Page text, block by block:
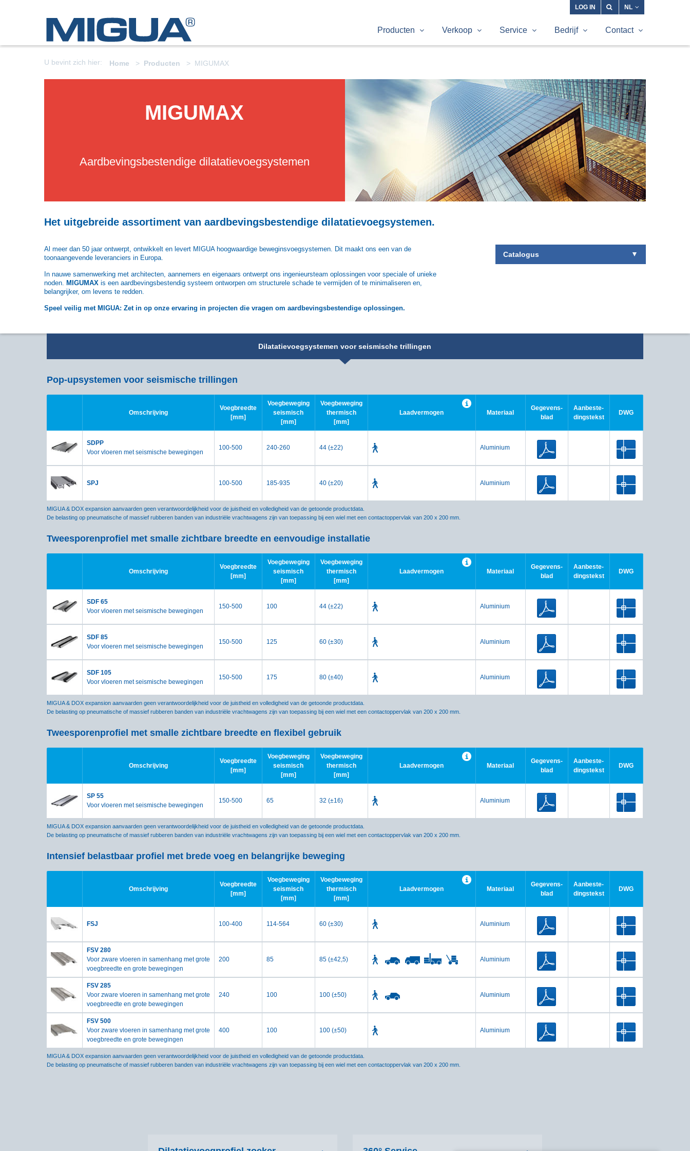
LOG IN NL
Producten Verkoop Service Bedrijf Contact
U bevint zich hier: Home Producten MIGUMAX
MIGUMAX
Aardbevingsbestendige dilatatievoegsystemen
Het uitgebreide assortiment van aardbevingsbestendige dilatatievoegsystemen.
Al meer dan 50 jaar ontwerpt, ontwikkelt en levert MIGUA hoogwaardige beweginsvoegsystemen. Dit maakt ons een van de
toonaangevende leveranciers in Europa.
In nauwe samenwerking met architecten, aannemers en eigenaars ontwerpt ons ingenieursteam oplossingen voor speciale of unieke
noden. MIGUMAXis een aardbevingsbestendig systeem ontworpen om structurele schade te vermijden of te minimaliseren en,
belangrijker, om levens te redden.
Speel veilig met MIGUA: Zet in op onze ervaring in projecten die vragen om aardbevingsbestendige oplossingen.
Catalogus
Dilatatievoegsystemen voor seismische trillingen
Pop-upsystemen voor seismische trillingen
Omschrijving
Voegbreedte
[mm]
Voegbeweging
seismisch
[mm]
Voegbeweging
thermisch
[mm]
Laadvermogen Materiaal
Gegevens-
blad
Aanbeste-
dingstekst
DWG
SDPP
Voor vloeren met seismische bewegingen
100-500 240-260 44 (±22) Aluminium
SPJ 100-500 185-935 40 (±20) Aluminium
MIGUA & DOX expansion aanvaarden geen verantwoordelijkheid voor de juistheid en volledigheid van de getoonde productdata.
De belasting op pneumatische of massief rubberen banden van industriële vrachtwagens zijn van toepassing bij een wiel met een contactoppervlak van 200 x 200 mm.
Tweesporenprofiel met smalle zichtbare breedte en eenvoudige installatie
Omschrijving
Voegbreedte
[mm]
Voegbeweging
seismisch
[mm]
Voegbeweging
thermisch
[mm]
Laadvermogen Materiaal
Gegevens-
blad
Aanbeste-
dingstekst
DWG
SDF 65
Voor vloeren met seismische bewegingen
150-500 100 44 (±22) Aluminium
SDF 85
Voor vloeren met seismische bewegingen
150-500 125 60 (±30) Aluminium
SDF 105
Voor vloeren met seismische bewegingen
150-500 175 80 (±40) Aluminium
MIGUA & DOX expansion aanvaarden geen verantwoordelijkheid voor de juistheid en volledigheid van de getoonde productdata.
De belasting op pneumatische of massief rubberen banden van industriële vrachtwagens zijn van toepassing bij een wiel met een contactoppervlak van 200 x 200 mm.
Tweesporenprofiel met smalle zichtbare breedte en flexibel gebruik
Omschrijving
Voegbreedte
[mm]
Voegbeweging
seismisch
[mm]
Voegbeweging
thermisch
[mm]
Laadvermogen Materiaal
Gegevens-
blad
Aanbeste-
dingstekst
DWG
SP 55
Voor vloeren met seismische bewegingen
150-500 65 32 (±16) Aluminium
MIGUA & DOX expansion aanvaarden geen verantwoordelijkheid voor de juistheid en volledigheid van de getoonde productdata.
De belasting op pneumatische of massief rubberen banden van industriële vrachtwagens zijn van toepassing bij een wiel met een contactoppervlak van 200 x 200 mm.
Intensief belastbaar profiel met brede voeg en belangrijke beweging
Omschrijving
Voegbreedte
[mm]
Voegbeweging
seismisch
[mm]
Voegbeweging
thermisch
[mm]
Laadvermogen Materiaal
Gegevens-
blad
Aanbeste-
dingstekst
DWG
FSJ 100-400 114-564 60 (±30) Aluminium
FSV 280
Voor zware vloeren in samenhang met grote
voegbreedte en grote bewegingen
200 85 85 (±42,5) Aluminium
FSV 285
Voor zware vloeren in samenhang met grote
voegbreedte en grote bewegingen
240 100 100 (±50) Aluminium
FSV 500
Voor zware vloeren in samenhang met grote
voegbreedte en grote bewegingen
400 100 100 (±50) Aluminium
MIGUA & DOX expansion aanvaarden geen verantwoordelijkheid voor de juistheid en volledigheid van de getoonde productdata.
De belasting op pneumatische of massief rubberen banden van industriële vrachtwagens zijn van toepassing bij een wiel met een contactoppervlak van 200 x 200 mm.